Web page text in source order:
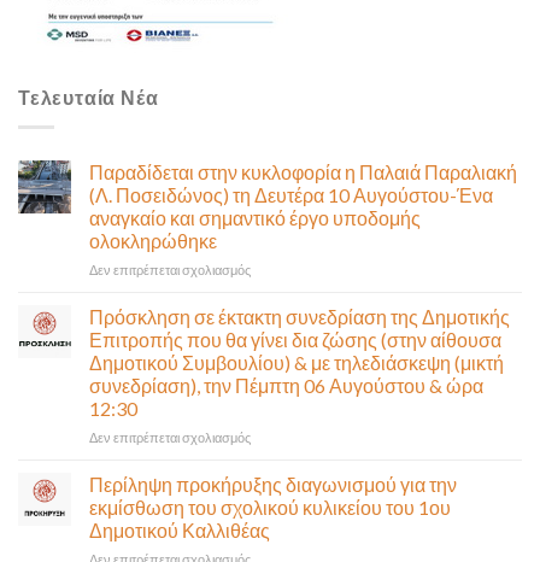
Τελευταία Νέα
Παραδίδεται στην κυκλοφορία η Παλαιά Παραλιακή
(Λ. Ποσειδώνος) τη Δευτέρα 10 Αυγούστου-Ένα
αναγκαίο και σημαντικό έργο υποδομής
ολοκληρώθηκε
Δεν επιτρέπεται σχολιασμόςστο
κυκλοφορία
η
Παλαιά
Παραλιακή
Ποσειδώνος)
10
Αυγούστου-
Ένα
αναγκαίο
Πρόσκληση σε έκτακτη συνεδρίαση της Δημοτικής
Επιτροπής που θα γίνει δια ζώσης (στην αίθουσα
Δημοτικού Συμβουλίου) & με τηλεδιάσκεψη (μικτή
συνεδρίαση), την Πέμπτη 06 Αυγούστου & ώρα
12:30
Δεν επιτρέπεται σχολιασμόςστο
σε
έκτακτη
συνεδρίαση
της
Δημοτικής
Περίληψη προκήρυξης διαγωνισμού για την
εκμίσθωση του σχολικού κυλικείου του 1ου
Δημοτικού Καλλιθέας
Δεν επιτρέπεται σχολιασμόςστο